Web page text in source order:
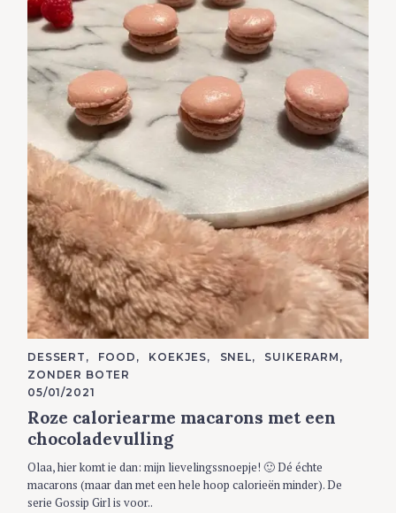
C
A
T
E
O
R
I
E
S
DESSERT FOOD KOEKJES SNEL
SUIKERARM
ZONDER BOTER
05/01/2021
Roze caloriearme macarons met een
chocoladevulling
Olaa, hier komt ie dan: mijn lievelingssnoepje! 🙂 Dé échte
macarons (maar dan met een hele hoop calorieën minder). De
serie Gossip Girl is voor..